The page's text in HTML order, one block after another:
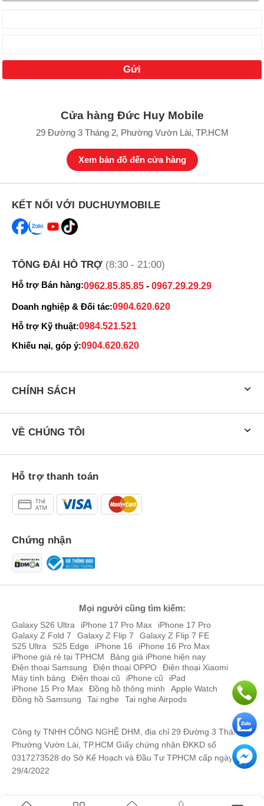
Cửa hàng Đức Huy Mobile
29 Đường 3 Tháng 2, Phường Vườn Lài, TP.HCM
Xem bản đồ đến cửa hàng
KẾT NỐI VỚI DUCHUYMOBILE
TỔNG ĐÀI HỖ TRỢ (8:30 - 21:00)
Hỗ trợ Bán hàng:0962.85.85.85 - 0967.29.29.29
Doanh nghiệp & Đối tác:0904.620.620
Hỗ trợ Kỹ thuật:0984.521.521
Khiếu nại, góp ý:0904.620.620
CHÍNH SÁCH
VỀ CHÚNG TÔI
Hỗ trợ thanh toán
Chứng nhận
Mọi người cũng tìm kiếm:
Galaxy S26 Ultra iPhone 17 Pro Max
iPhone 17 Pro
Galaxy Z Fold 7
Galaxy Z Flip 7
Galaxy Z Flip 7 FE
S25 Ultra
S25 Edge iPhone 16
iPhone 16 Pro Max
iPhone giá rẻ tại TPHCM
Bảng giá iPhone hiện nay
Điện thoại Samsung
Điện thoại OPPO
Điện thoại Xiaomi
Máy tính bảng
Điện thoại cũ iPhone cũ
iPad
iPhone 15 Pro Max
Đồng hồ thông minh
Apple Watch
Đồng hồ Samsung
Tai nghe Tai nghe Airpods
Công ty TNHH CÔNG NGHỆ DHM, địa chỉ 29 Đường 3 Tháng 2,
Phường Vườn Lài, TP.HCM Giấy chứng nhận ĐKKD số
0317273528 do Sở Kế Hoạch và Đầu Tư TPHCM cấp ngày
29/4/2022